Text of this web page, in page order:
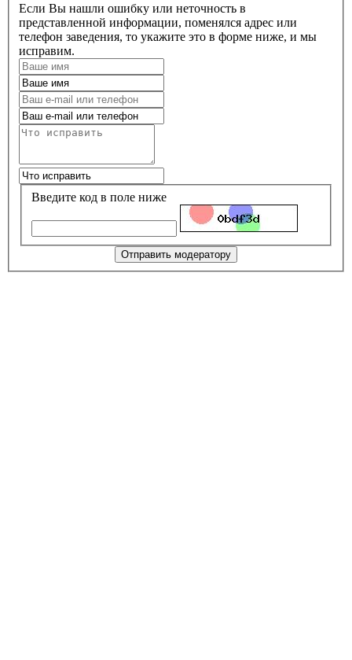
Если Вы нашли ошибку или неточность в
представленной информации, поменялся адрес или
телефон заведения, то укажите это в форме ниже, и мы
исправим.
Введите код в поле ниже
Отправить модератору